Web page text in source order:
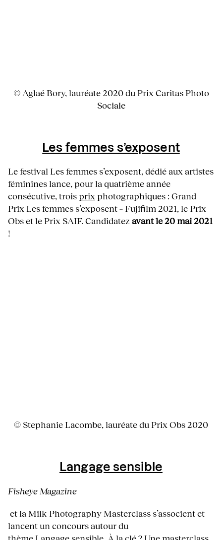
© Aglaé Bory, lauréate 2020 du Prix Caritas Photo
Sociale
Les femmes s’exposent
Le festival Les femmes s’exposent, dédié aux artistes
féminines lance, pour la quatrième année
consécutive, troisprix photographiques : Grand
Prix Les femmes s’exposent – Fujifilm 2021, le Prix
Obs et le Prix SAIF. Candidatez avant le 20 mai 2021
!
© Stephanie Lacombe, lauréate du Prix Obs 2020
Langage sensible
Fisheye Magazine
et la Milk Photography Masterclass s’associent et
lancent un concours autour du